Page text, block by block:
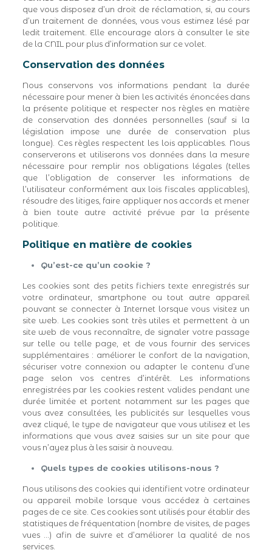
que vous disposez d’un droit de réclamation, si, au cours
d’un traitement de données, vous vous estimez lésé par
ledit traitement. Elle encourage alors à consulter le site
de la CNIL pour plus d’information sur ce volet.
Conservation des données
Nous conservons vos informations pendant la durée
nécessaire pour mener à bien les activités énoncées dans
la présente politique et respecter nos règles en matière
de conservation des données personnelles (sauf si la
législation impose une durée de conservation plus
longue). Ces règles respectent les lois applicables. Nous
conserverons et utiliserons vos données dans la mesure
nécessaire pour remplir nos obligations légales (telles
que l’obligation de conserver les informations de
l’utilisateur conformément aux lois fiscales applicables),
résoudre des litiges, faire appliquer nos accords et mener
à bien toute autre activité prévue par la présente
politique.
Politique en matière de cookies
Qu’est-ce qu’un cookie ?
Les cookies sont des petits fichiers texte enregistrés sur
votre ordinateur, smartphone ou tout autre appareil
pouvant se connecter à Internet lorsque vous visitez un
site web. Les cookies sont très utiles et permettent à un
site web de vous reconnaître, de signaler votre passage
sur telle ou telle page, et de vous fournir des services
supplémentaires : améliorer le confort de la navigation,
sécuriser votre connexion ou adapter le contenu d’une
page selon vos centres d’intérêt. Les informations
enregistrées par les cookies restent valides pendant une
durée limitée et portent notamment sur les pages que
vous avez consultées, les publicités sur lesquelles vous
avez cliqué, le type de navigateur que vous utilisez et les
informations que vous avez saisies sur un site pour que
vous n’ayez plus à les saisir à nouveau.
Quels types de cookies utilisons-nous ?
Nous utilisons des cookies qui identifient votre ordinateur
ou appareil mobile lorsque vous accédez à certaines
pages de ce site. Ces cookies sont utilisés pour établir des
statistiques de fréquentation (nombre de visites, de pages
vues …) afin de suivre et d’améliorer la qualité de nos
services.